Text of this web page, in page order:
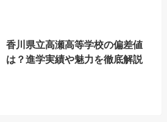
香川県立高瀬高等学校の偏差値
は？進学実績や魅力を徹底解説